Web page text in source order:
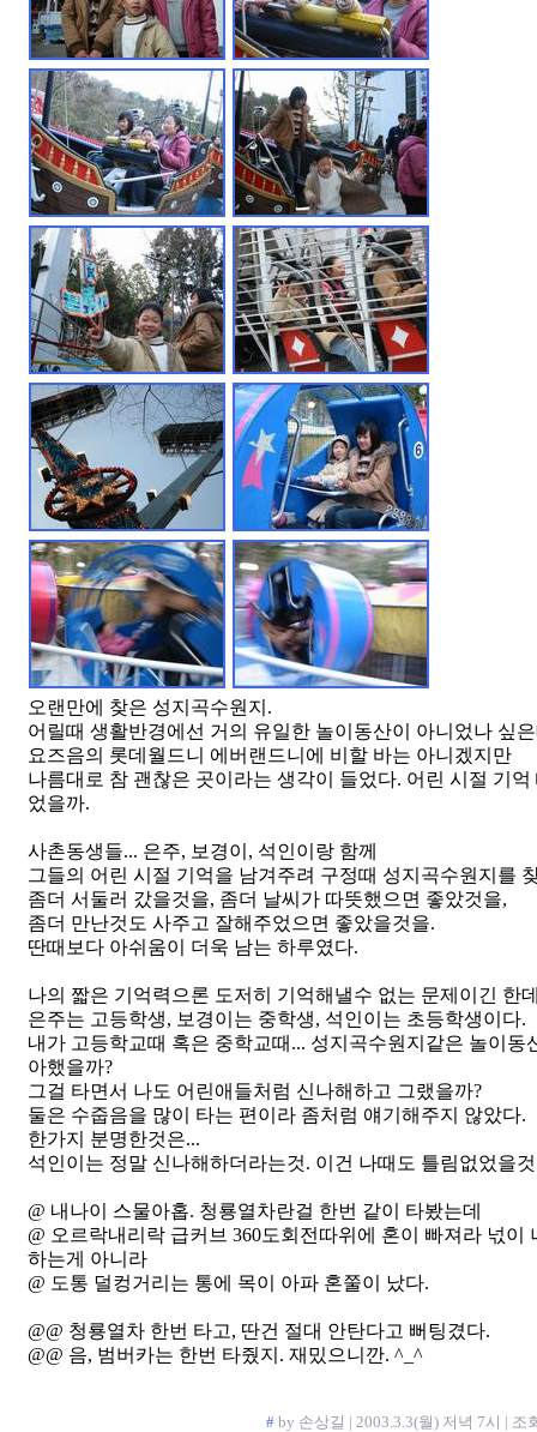
오랜만에 찾은 성지곡수원지.
어릴때 생활반경에선 거의 유일한 놀이동산이 아니었나 싶
요즈음의 롯데월드니 에버랜드니에 비할 바는 아니겠지만
나름대로 참 괜찮은 곳이라는 생각이 들었다. 어린 시절 기억
었을까.
사촌동생들... 은주, 보경이, 석인이랑 함께
그들의 어린 시절 기억을 남겨주려 구정때 성지곡수원지를
좀더 서둘러 갔을것을, 좀더 날씨가 따뜻했으면 좋았것을,
좀더 만난것도 사주고 잘해주었으면 좋았을것을.
딴때보다 아쉬움이 더욱 남는 하루였다.
나의 짧은 기억력으론 도저히 기억해낼수 없는 문제이긴 한
은주는 고등학생, 보경이는 중학생, 석인이는 초등학생이다.
내가 고등학교때 혹은 중학교때... 성지곡수원지같은 놀이동
아했을까?
그걸 타면서 나도 어린애들처럼 신나해하고 그랬을까?
둘은 수줍음을 많이 타는 편이라 좀처럼 얘기해주지 않았다.
한가지 분명한것은...
석인이는 정말 신나해하더라는것. 이건 나때도 틀림없었을
@ 내나이 스물아홉. 청룡열차란걸 한번 같이 타봤는데
@ 오르락내리락 급커브 360도회전따위에 혼이 빠져라 넋이
하는게 아니라
@ 도통 덜컹거리는 통에 목이 아파 혼쭐이 났다.
@@ 청룡열차 한번 타고, 딴건 절대 안탄다고 뻐팅겼다.
@@ 음, 범버카는 한번 타줬지. 재밌으니깐. ^_^
# by 손상길 | 2003.3.3(월) 저녁 7시 | 조